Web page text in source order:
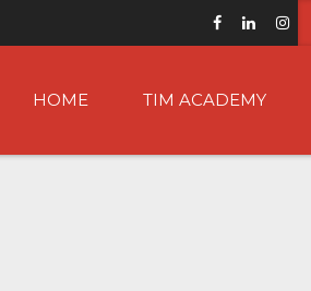
HOME TIM ACADEMY